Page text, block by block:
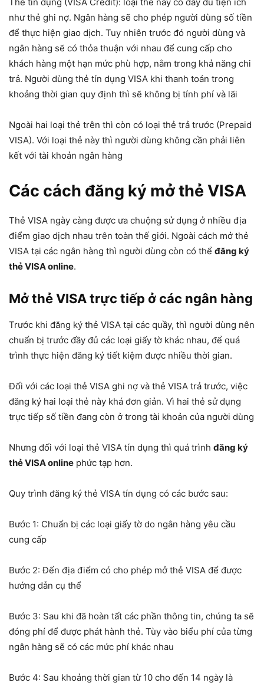
như thẻ ghi nợ. Ngân hàng sẽ cho phép người dùng số tiền
để thực hiện giao dịch. Tuy nhiên trước đó người dùng và
ngân hàng sẽ có thỏa thuận với nhau để cung cấp cho
khách hàng một hạn mức phù hợp, nằm trong khả năng chi
trả. Người dùng thẻ tín dụng VISA khi thanh toán trong
khoảng thời gian quy định thì sẽ không bị tính phí và lãi
Ngoài hai loại thẻ trên thì còn có loại thẻ trả trước (Prepaid
VISA). Với loại thẻ này thì người dùng không cần phải liên
kết với tài khoản ngân hàng
Các cách đăng ký mở thẻ VISA
Thẻ VISA ngày càng được ưa chuộng sử dụng ở nhiều địa
điểm giao dịch nhau trên toàn thế giới. Ngoài cách mở thẻ
VISA tại các ngân hàng thì người dùng còn có thể đăng ký
thẻ VISA online.
Mở thẻ VISA trực tiếp ở các ngân hàng
Trước khi đăng ký thẻ VISA tại các quầy, thì người dùng nên
chuẩn bị trước đầy đủ các loại giấy tờ khác nhau, để quá
trình thực hiện đăng ký tiết kiệm được nhiều thời gian.
Đối với các loại thẻ VISA ghi nợ và thẻ VISA trả trước, việc
đăng ký hai loại thẻ này khá đơn giản. Vì hai thẻ sử dụng
trực tiếp số tiền đang còn ở trong tài khoản của người dùng
Nhưng đối với loại thẻ VISA tín dụng thì quá trình đăng ký
thẻ VISA online phức tạp hơn.
Quy trình đăng ký thẻ VISA tín dụng có các bước sau:
Bước 1: Chuẩn bị các loại giấy tờ do ngân hàng yêu cầu
cung cấp
Bước 2: Đến địa điểm có cho phép mở thẻ VISA để được
hướng dẫn cụ thể
Bước 3: Sau khi đã hoàn tất các phần thông tin, chúng ta sẽ
đóng phí để được phát hành thẻ. Tùy vào biểu phí của từng
ngân hàng sẽ có các mức phí khác nhau
Bước 4: Sau khoảng thời gian từ 10 cho đến 14 ngày là